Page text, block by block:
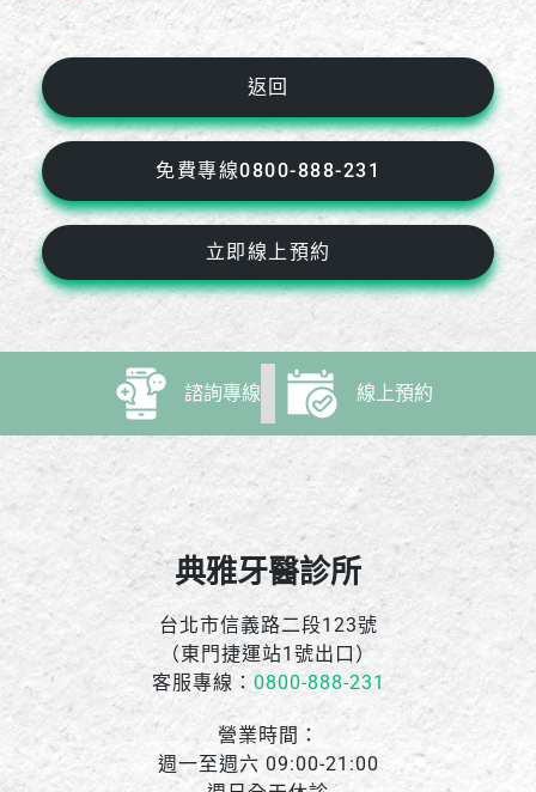
返回
免費專線0800-888-231
立即線上預約
諮詢專線 線上預約
典雅牙醫診所
台北市信義路二段123號
（東門捷運站1號出口）
客服專線： 0800-888-231
營業時間：
週一至週六 09:00-21:00